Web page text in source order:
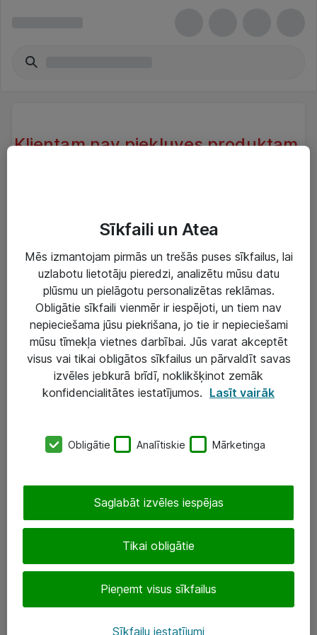
Klientam nav piekļuves produktam.
Try another search or take a look at our similar
Risinājumi & Pakalpojumi
IT serviss un atbalsts
Darba vietu IT risinājumi
+(371) 67 81 90 50
eShop@atea.lv
Sīkfaili un Atea
Mēs izmantojam pirmās un trešās puses sīkfailus, lai
uzlabotu lietotāju pieredzi, analizētu mūsu datu
plūsmu un pielāgotu personalizētas reklāmas.
Obligātie sīkfaili vienmēr ir iespējoti, un tiem nav
nepieciešama jūsu piekrišana, jo tie ir nepieciešami
mūsu tīmekļa vietnes darbībai. Jūs varat akceptēt
visus vai tikai obligātos sīkfailus un pārvaldīt savas
izvēles jebkurā brīdī, noklikšķinot zemāk
konfidencialitātes iestatījumos. Lasīt vairāk
Obligātie Analītiskie Mārketinga
Tikai obligātie
Pieņemt visus sīkfailus
Saglabāt izvēles iespējas
Sīkfailu iestatījumi